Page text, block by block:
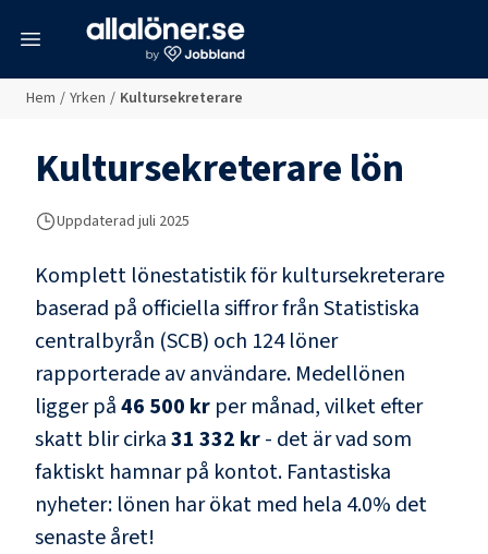
Hem / Yrken / Kultursekreterare
Kultursekreterarelön
Uppdaterad juli 2025
Komplett lönestatistik förkultursekreterare
baserad på officiella siffror från Statistiska
centralbyrån (SCB) och 124 löner
rapporterade av användare. Medellönen
ligger på46 500 kr per månad, vilket efter
skatt blir cirka31 332 kr- det är vad som
faktiskt hamnar på kontot. Fantastiska
nyheter: lönen har ökat med hela 4.0% det
senaste året!